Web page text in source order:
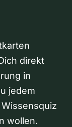
direkt
in
jedem
wollen.